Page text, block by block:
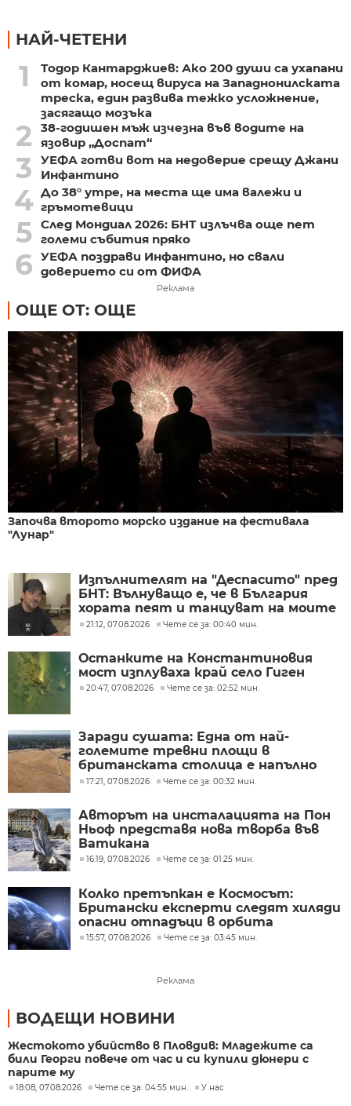
НАЙ-ЧЕТЕНИ
1
Тодор Кантарджиев: Ако 200 души са ухапани
от комар, носещ вируса на Западнонилската
треска, един развива тежко усложнение,
засягащо мозъка
2
38-годишен мъж изчезна във водите на
язовир „Доспат“
3
УЕФА готви вот на недоверие срещу Джани
Инфантино
4 До 38° утре, на места ще има валежи и
гръмотевици
5 След Мондиал 2026: БНТ излъчва още пет
големи събития пряко
6 УЕФА поздрави Инфантино, но свали
доверието си от ФИФА
Реклама
ОЩЕ ОТ: ОЩЕ
Започва второто морско издание на фестивала
"Лунар"
Изпълнителят на "Деспасито" пред
БНТ: Вълнуващо е, че в България
хората пеят и танцуват на моите
песни
21:12, 07.08.2026 Чете се за: 00:40 мин.
Останките на Константиновия
мост изплуваха край село Гиген
20:47, 07.08.2026 Чете се за: 02:52 мин.
Заради сушата: Една от най-
големите тревни площи в
британската столица е напълно
изгоряла
17:21, 07.08.2026 Чете се за: 00:32 мин.
Авторът на инсталацията на Пон
Ньоф представя нова творба във
Ватикана
16:19, 07.08.2026 Чете се за: 01:25 мин.
Колко претъпкан е Космосът:
Британски експерти следят хиляди
опасни отпадъци в орбита
15:57, 07.08.2026 Чете се за: 03:45 мин.
Реклама
ВОДЕЩИ НОВИНИ
Жестокото убийство в Пловдив: Младежите са
били Георги повече от час и си купили дюнери с
парите му
18:08, 07.08.2026 Чете се за: 04:55 мин. У нас